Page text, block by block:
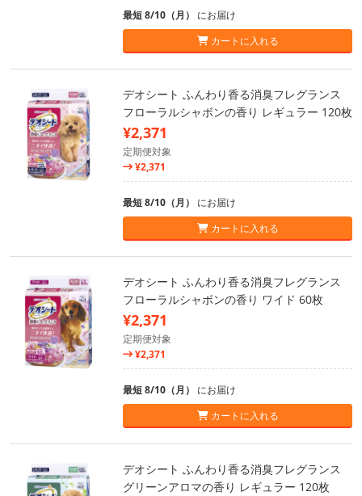
最短 8/10（月） にお届け
カートに入れる
デオシート ふんわり香る消臭フレグランス
フローラルシャボンの香り レギュラー 120枚
¥2,371
定期便対象
¥2,371
最短 8/10（月） にお届け
カートに入れる
デオシート ふんわり香る消臭フレグランス
フローラルシャボンの香り ワイド 60枚
¥2,371
定期便対象
¥2,371
最短 8/10（月） にお届け
カートに入れる
デオシート ふんわり香る消臭フレグランス
グリーンアロマの香り レギュラー 120枚